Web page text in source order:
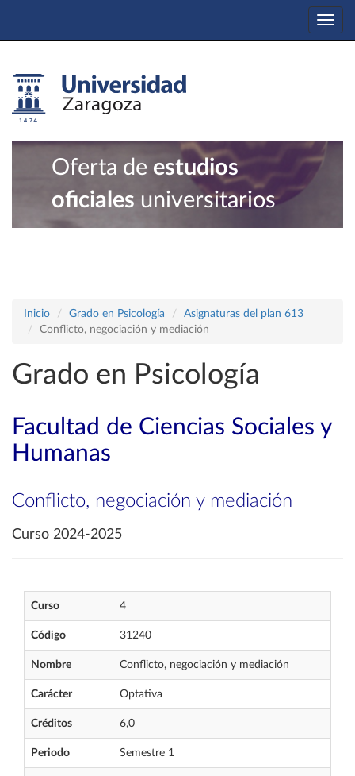
Oferta de estudios
oficiales universitarios
Inicio Grado en Psicología
Asignaturas del plan 613
Conflicto, negociación y mediación
Grado en Psicología
Facultad de Ciencias Sociales y
Humanas
Conflicto, negociación y mediación
Curso 2024-2025
Curso 4
Código 31240
Nombre Conflicto, negociación y mediación
Carácter Optativa
Créditos 6,0
Periodo Semestre 1